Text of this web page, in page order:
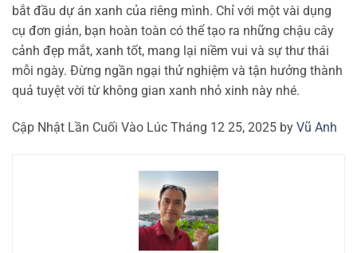
bắt đầu dự án xanh của riêng mình. Chỉ với một vài dụng
cụ đơn giản, bạn hoàn toàn có thể tạo ra những chậu cây
cảnh đẹp mắt, xanh tốt, mang lại niềm vui và sự thư thái
mỗi ngày. Đừng ngần ngại thử nghiệm và tận hưởng thành
quả tuyệt vời từ không gian xanh nhỏ xinh này nhé.
Cập Nhật Lần Cuối Vào Lúc Tháng 12 25, 2025 by Vũ Anh